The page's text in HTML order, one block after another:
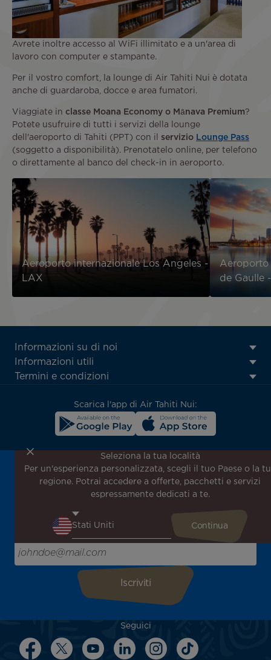
Avrete inoltre accesso al WiFi illimitato e a un'area di
lavoro con computer e stampante.
Per il vostro comfort, la lounge di Air Tahiti Nui è dotata
anche di guardaroba, docce e area fumatori.
Viaggiate in classe Moana Economy o Mānava Premium ?
Potete usufruire di tutti i servizi della lounge
dell'aeroporto di Tahiti (PPT) con il servizio Lounge Pass
(soggetto a disponibilità). Prenotatelo online, per telefono
o direttamente al banco del check-in in aeroporto.
Aeroporto internazionale Los Angeles -
LAX
Aeroporto
de Gaulle
ATN:
Footer
menu
Informazioni su di noi
Informazioni utili
Termini e condizioni
Scarica l'app di Air Tahiti Nui:
Iscriviti alla nostra newsletter per ricevere le ultime
notizie!
Ricevi per primo tutte le nostre offerte e promozioni
per il tuo prossimo viaggio!
Inserisci la tua email qui
Seguici
Seleziona la tua località
Per un'esperienza personalizzata, scegli il tuo Paese o la
regione. Potrai accedere a offerte, pacchetti e servizi
espressamente dedicati a te.